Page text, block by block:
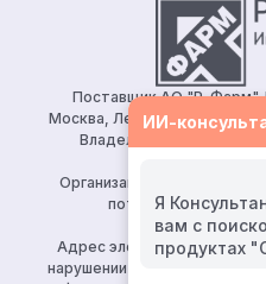
Поставщик АО "Р-Фарм".
Москва, Ленинский
Владелец сайта: АО «Р-
Организация,
потребителей: ООО
Тел:+7
Адрес электронной почты
нарушении авторских и (или)
ИИ-
Я
вам с